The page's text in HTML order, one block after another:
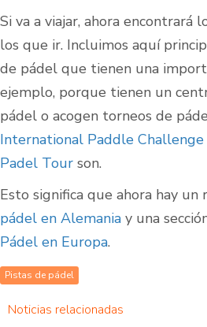
Si va a viajar, ahora encontrará
los que ir. Incluimos aquí
de pádel que tienen una
ejemplo, porque tienen un
pádel o acogen torneos de
International Paddle Challenge
Padel Tour son.
Esto significa que ahora hay un
pádel en Alemania y una
Pádel en Europa.
Pistas de pádel
Noticias relacionadas